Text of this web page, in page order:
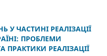
У ЧАСТИНІ РЕАЛІЗАЦІЇ
ПРОБЛЕМИ
ПРАКТИКИ РЕАЛІЗАЦІЇ